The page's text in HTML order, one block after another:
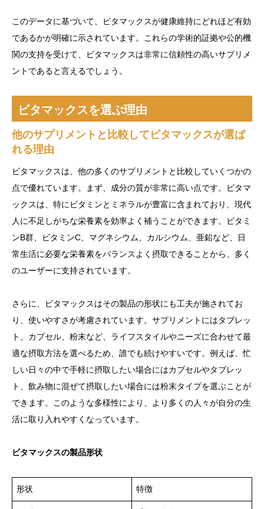
このデータに基づいて、ビタマックスが健康維持にどれほど有効
であるかが明確に示されています。これらの学術的証拠や公的機
関の支持を受けて、ビタマックスは非常に信頼性の高いサプリメ
ントであると言えるでしょう。
ビタマックスを選ぶ理由
他のサプリメントと比較してビタマックスが選ば
れる理由
ビタマックスは、他の多くのサプリメントと比較していくつかの
点で優れています。まず、成分の質が非常に高い点です。ビタマ
ックスは、特にビタミンとミネラルが豊富に含まれており、現代
人に不足しがちな栄養素を効率よく補うことができます。ビタミ
ンB群、ビタミンC、マグネシウム、カルシウム、亜鉛など、日
常生活に必要な栄養素をバランスよく摂取できることから、多く
のユーザーに支持されています。
さらに、ビタマックスはその製品の形状にも工夫が施されてお
り、使いやすさが考慮されています。サプリメントにはタブレッ
ト、カプセル、粉末など、ライフスタイルやニーズに合わせて最
適な摂取方法を選べるため、誰でも続けやすいです。例えば、忙
しい日々の中で手軽に摂取したい場合にはカプセルやタブレッ
ト、飲み物に混ぜて摂取したい場合には粉末タイプを選ぶことが
できます。このような多様性により、より多くの人々が自分の生
活に取り入れやすくなっています。
ビタマックスの製品形状
形状 特徴